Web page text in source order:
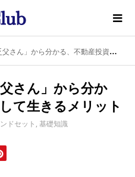
から分かる、不動産投資家として生きるメリット
さん」から分か
て生きるメリット
ドセット , 基礎知識